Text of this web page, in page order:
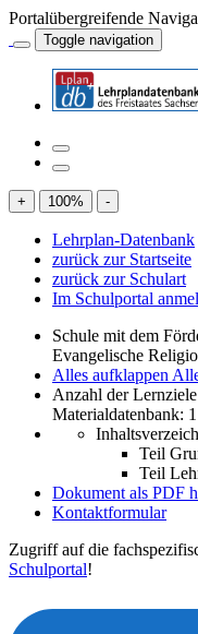
Portalübergreifende
Toggle navigation
+ 100% -
Lehrplan-Datenbank
zurück zur Startseite
zurück zur Schulart
Im Schulportal
Schule mit dem
Evangelische
Alles aufklappen
Anzahl der
Materialdatenbank: 1
Teil
Teil
Dokument als PDF
Kontaktformular
Zugriff auf die
Schulportal!